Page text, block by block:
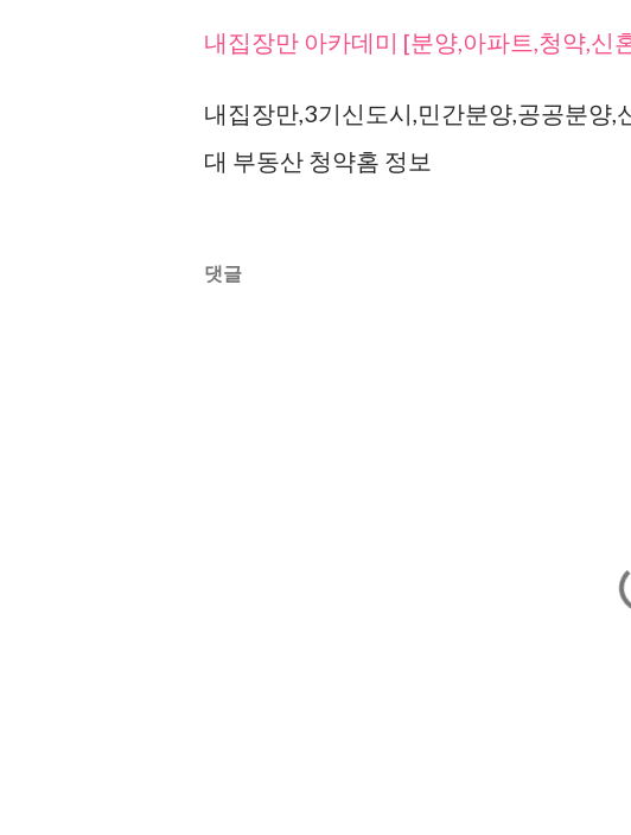
내집장만 아카데미 [분양,아파트,청약,신
내집장만,3기신도시,민간분양,공공분양
대 부동산 청약홈 정보
댓글